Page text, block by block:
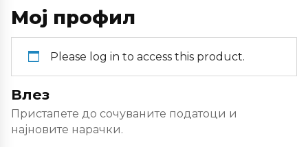
Мој профил
Please log in to access this product.
Влез
Пристапете до сочуваните податоци и
најновите нарачки.